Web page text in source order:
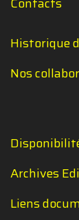
Historique
Nos
Archives
Liens